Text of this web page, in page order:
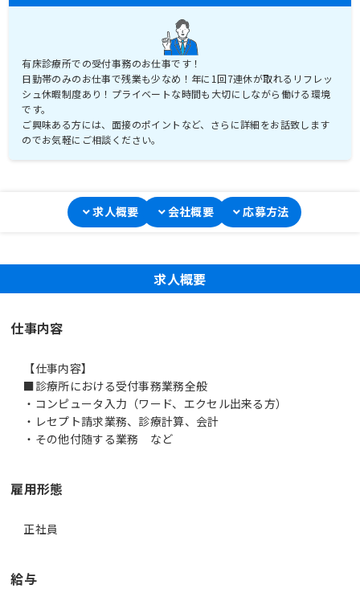
有床診療所での受付事務のお仕事です！
日勤帯のみのお仕事で残業も少なめ！年に1回7連休が取れるリフレッ
シュ休暇制度あり！プライベートな時間も大切にしながら働ける環境
です。
ご興味ある方には、面接のポイントなど、さらに詳細をお話致します
のでお気軽にご相談ください。
求人概要 会社概要 応募方法
求人概要
仕事内容
【仕事内容】
■診療所における受付事務業務全般
・コンピュータ入力（ワード、エクセル出来る方）
・レセプト請求業務、診療計算、会計
・その他付随する業務 など
雇用形態
正社員
給与